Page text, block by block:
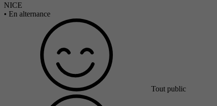
NICE
• En alternance
Tout public